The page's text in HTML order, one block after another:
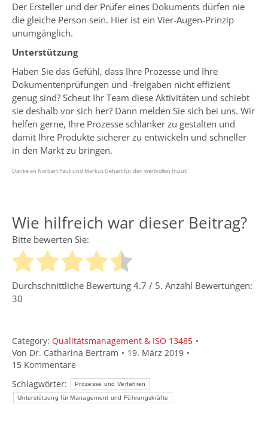
Der Ersteller und der Prüfer eines Dokuments dürfen nie
die gleiche Person sein. Hier ist ein Vier-Augen-Prinzip
unumgänglich.
Unterstützung
Haben Sie das Gefühl, dass Ihre Prozesse und Ihre
Dokumentenprüfungen und -freigaben nicht effizient
genug sind? Scheut Ihr Team diese Aktivitäten und schiebt
sie deshalb vor sich her? Dann melden Sie sich bei uns. Wir
helfen gerne, Ihre Prozesse schlanker zu gestalten und
damit Ihre Produkte sicherer zu entwickeln und schneller
in den Markt zu bringen.
Danke an Norbert Pauli und Markus Gehart für den wertvollen Input!
Wie hilfreich war dieser Beitrag?
Bitte bewerten Sie:
Durchschnittliche Bewertung 4.7 / 5. Anzahl Bewertungen:
30
Category: Qualitätsmanagement & ISO 13485
Von Dr. Catharina Bertram
19. März 2019
15 Kommentare
Schlagwörter:
Prozesse und Verfahren
Unterstützung für Management und Führungskräfte